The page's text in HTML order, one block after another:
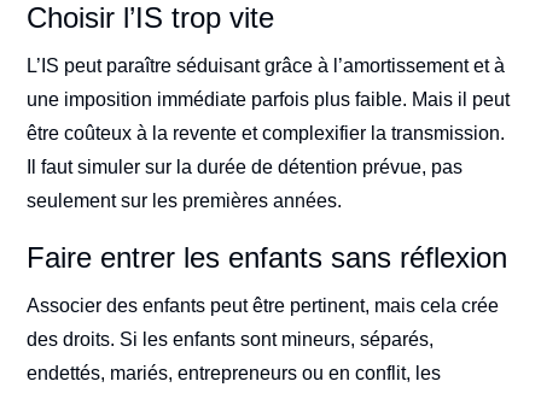
Choisir l’IS trop vite
L’IS peut paraître séduisant grâce à l’amortissement et à
une imposition immédiate parfois plus faible. Mais il peut
être coûteux à la revente et complexifier la transmission.
Il faut simuler sur la durée de détention prévue, pas
seulement sur les premières années.
Faire entrer les enfants sans réflexion
Associer des enfants peut être pertinent, mais cela crée
des droits. Si les enfants sont mineurs, séparés,
endettés, mariés, entrepreneurs ou en conflit, les